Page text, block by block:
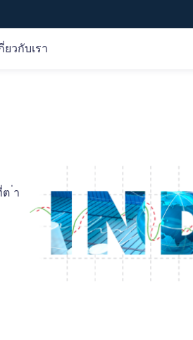
าย iOS, Android, เว็บ
Web Trader
ยวกับเรา
า